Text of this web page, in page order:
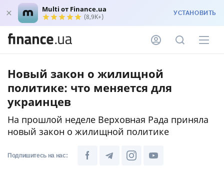
Multi от Finance.ua
(8,9K+) УСТАНОВИТЬ
Новый закон о жилищной
политике: что меняется для
украинцев
На прошлой неделе Верховная Рада приняла
новый закон о жилищной политике
Подпишитесь на нас: